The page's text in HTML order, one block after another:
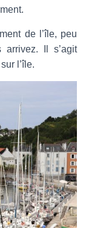
de l’île, peu
arrivez. Il s’agit
l’île.